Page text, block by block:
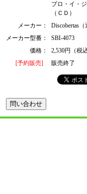
ブロ・イ・
（ＣＤ）
メーカー：
Discobertas
メーカー型番：
SBI-4073
価格：
2,530円（税
[予約販売]
販売終了